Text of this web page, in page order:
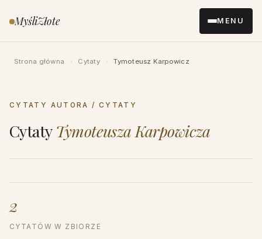
do MyśliZłote MENU
Strona główna › Cytaty › Tymoteusz Karpowicz
CYTATY AUTORA / CYTATY
CytatyTymoteusza Karpowicza
2
CYTATÓW W ZBIORZE